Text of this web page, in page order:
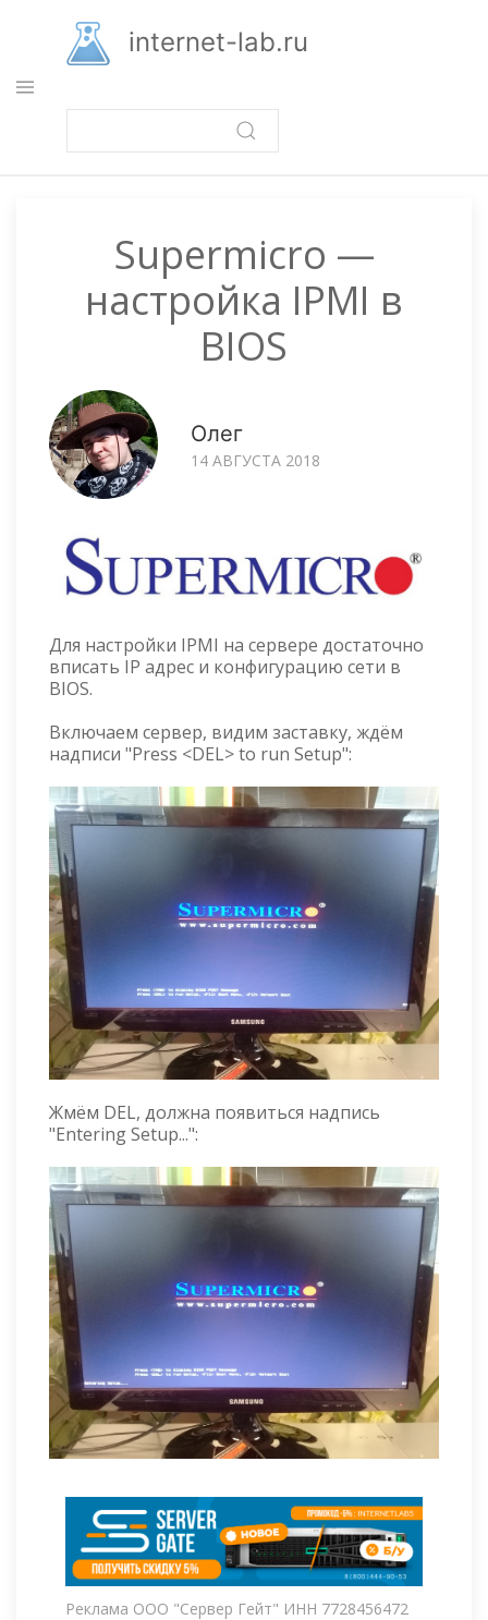
основному
содержанию
internet-lab.ru
Supermicro —
настройка IPMI в
BIOS
Олег
14 АВГУСТА 2018
Для настройки IPMI на сервере достаточно
вписать IP адрес и конфигурацию сети в
BIOS.
Включаем сервер, видим заставку, ждём
надписи "Press <DEL> to run Setup":
Жмём DEL, должна появиться надпись
"Entering Setup...":
Реклама ООО "Сервер Гейт" ИНН 7728456472